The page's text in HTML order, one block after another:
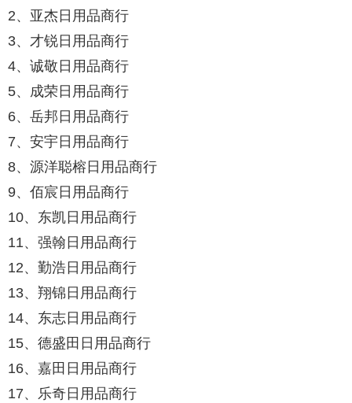
2、亚杰日用品商行
3、才锐日用品商行
4、诚敬日用品商行
5、成荣日用品商行
6、岳邦日用品商行
7、安宇日用品商行
8、源洋聪榕日用品商行
9、佰宸日用品商行
10、东凯日用品商行
11、强翰日用品商行
12、勤浩日用品商行
13、翔锦日用品商行
14、东志日用品商行
15、德盛田日用品商行
16、嘉田日用品商行
17、乐奇日用品商行